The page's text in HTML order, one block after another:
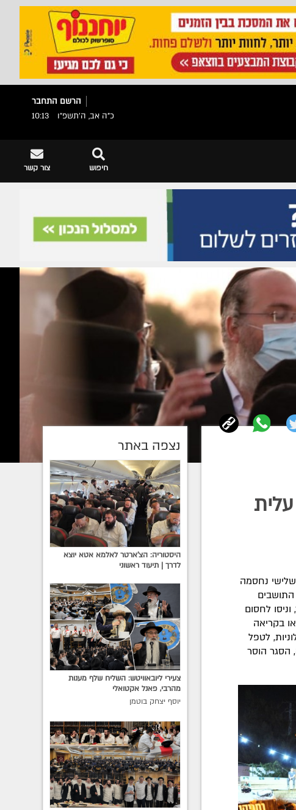
הרשם התחבר
כ"ה אב, ה׳תשפ״ו
10:13
צור קשר חיפוש
נחסמה
התושבים
הכניסה לעיר, וניסו לחסום
בקריאה
לטפל
הסגר הוסר
נצפה באתר
היסטוריה: הצ'ארטר לאלמא אטא יוצא
לדרך | תיעוד ראשוני
צעירי ליובאוויטש: השליח שלף מענות
מהרבי, פאנל אקטואלי
יוסף יצחק בוטמן